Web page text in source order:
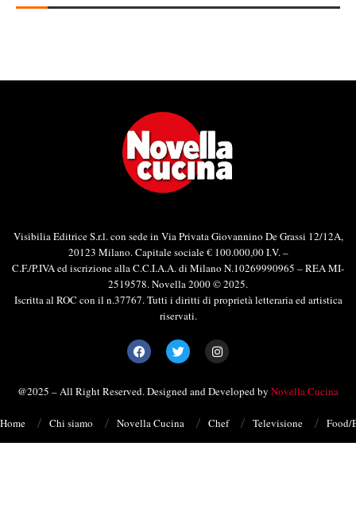
Visibilia Editrice S.r.l. con sede in Via Privata Giovannino De Grassi 12/12A,
20123 Milano. Capitale sociale € 100.000,00 I.V. –
C.F./P.IVA ed iscrizione alla C.C.I.A.A. di Milano N.10269990965 – REA MI-
2519578. Novella 2000 © 2025.
Iscritta al ROC con il n.37767. Tutti i diritti di proprietà letteraria ed artistica
riservati.
@2025 – All Right Reserved. Designed and Developed by Novella Cucina
Home Chi siamo Novella Cucina Chef Televisione Food/